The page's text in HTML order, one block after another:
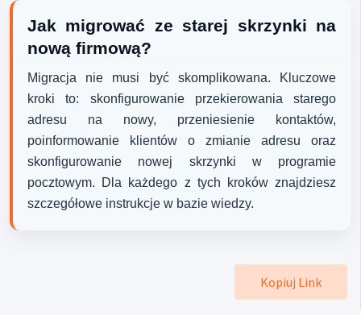
Jak migrować ze starej skrzynki na
nową firmową?
Migracja nie musi być skomplikowana. Kluczowe
kroki to: skonfigurowanie przekierowania starego
adresu na nowy, przeniesienie kontaktów,
poinformowanie klientów o zmianie adresu oraz
skonfigurowanie nowej skrzynki w programie
pocztowym. Dla każdego z tych kroków znajdziesz
szczegółowe instrukcje w bazie wiedzy.
Kopiuj Link